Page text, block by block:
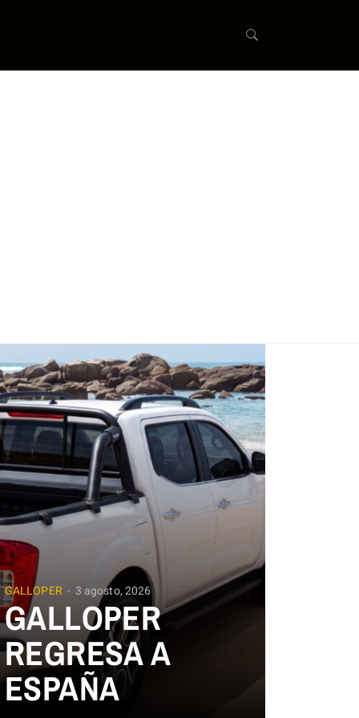
GALLOPER 3 agosto, 2026
GALLOPER
REGRESA A
ESPAÑA